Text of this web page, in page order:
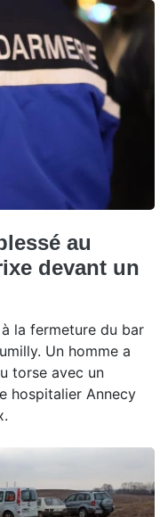
au
devant un
la fermeture du bar
Un homme a
torse avec un
hospitalier Annecy